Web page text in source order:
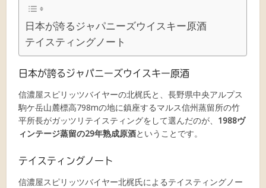
日本が誇るジャパニーズウイスキー原酒
テイスティングノート
日本が誇るジャパニーズウイスキー原酒
信濃屋スピリッツバイヤーの北梶氏と、長野県中央アルプス
駒ケ岳山麓標高798mの地に鎮座するマルス信州蒸留所の竹
平所長がガッツリテイスティングをして選んだのが、 1988ヴ
ィンテージ蒸留の29年熟成原酒ということです。
テイスティングノート
信濃屋スピリッツバイヤー北梶氏によるテイスティングノー